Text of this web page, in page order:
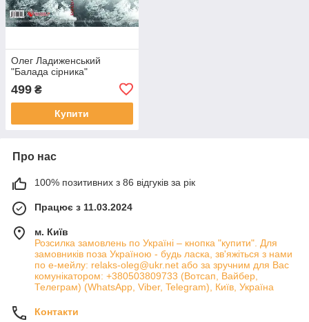
Олег Ладиженський
"Балада сiрника"
499 ₴
Купити
Про нас
100% позитивних з 86 відгуків за рік
Працює з 11.03.2024
м. Київ
Розсилка замовлень по Україні – кнопка "купити". Для
замовників поза Україною - будь ласка, зв'яжіться з нами
по е-мейлу: relaks-oleg@ukr.net або за зручним для Вас
комунікатором: +380503809733 (Вотсап, Вайбер,
Телеграм) (WhatsApp, Viber, Telegram), Київ, Україна
Контакти